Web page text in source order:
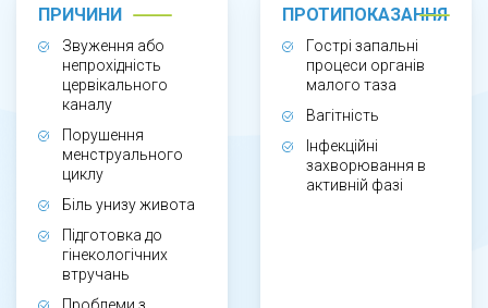
ЯК ПРОХОДИТЬ ПРОЦЕДУРА?
Процедура виконується після гінекологічного
огляду та уточнення показань. Залежно від
клінічної ситуації застосовують місцеву або
короткочасну анестезію. Лікар послідовно
ПРИЧИНИ
Звуження або
непрохідність
цервікального
каналу
Порушення
менструального
циклу
Біль унизу живота
Підготовка до
гінекологічних
втручань
ПРОТИПОКАЗАННЯ
Гострі запальні
процеси органів
малого таза
Вагітність
Інфекційні
захворювання в
активній фазі